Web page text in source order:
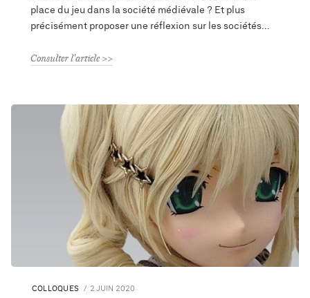
place du jeu dans la société médiévale ? Et plus
précisément proposer une réflexion sur les sociétés
Consulter l'article
COLLOQUES 2 JUIN 2020